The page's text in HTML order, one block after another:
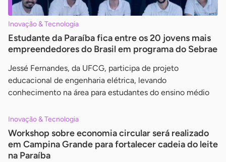
Inovação & Tecnologia
Estudante da Paraíba fica entre os 20 jovens mais
empreendedores do Brasil em programa do Sebrae
Jessé Fernandes, da UFCG, participa de projeto
educacional de engenharia elétrica, levando
conhecimento na área para estudantes do ensino médio
Inovação & Tecnologia
Workshop sobre economia circular será realizado
em Campina Grande para fortalecer cadeia do leite
na Paraíba